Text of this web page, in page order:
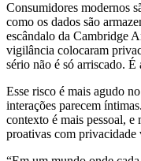
Consumidores modernos
como os dados são
escândalo da Cambridge
vigilância colocaram
sério não é só arriscado.
Esse risco é mais agudo
interações parecem
contexto é mais pessoal, e
proativas com privacidade